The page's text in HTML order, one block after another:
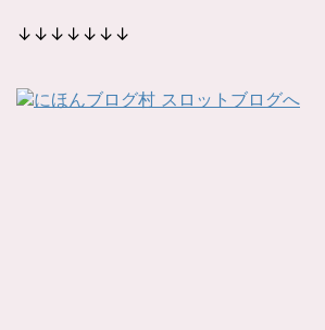
↓↓↓↓↓↓↓